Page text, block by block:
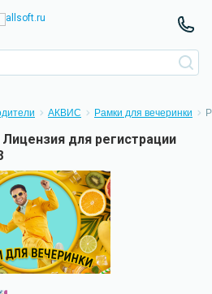
АКВИС Рамки для вечеринки
для регистрации